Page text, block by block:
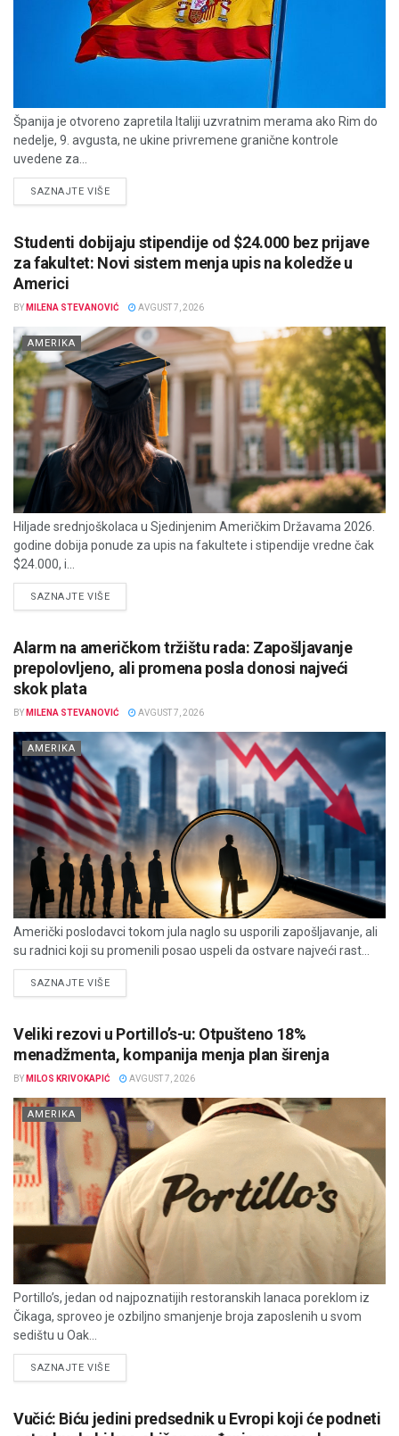
Španija je otvoreno zapretila Italiji uzvratnim merama ako Rim do
nedelje, 9. avgusta, ne ukine privremene granične kontrole
uvedene za...
SAZNAJTE VIŠEDETAILS
Studenti dobijaju stipendije od $24.000 bez prijave
za fakultet: Novi sistem menja upis na koledže u
Americi
BY MILENA STEVANOVIĆ AVGUST 7, 2026
AMERIKA
Hiljade srednjoškolaca u Sjedinjenim Američkim Državama 2026.
godine dobija ponude za upis na fakultete i stipendije vredne čak
$24.000, i...
SAZNAJTE VIŠEDETAILS
Alarm na američkom tržištu rada: Zapošljavanje
prepolovljeno, ali promena posla donosi najveći
skok plata
BY MILENA STEVANOVIĆ AVGUST 7, 2026
AMERIKA
Američki poslodavci tokom jula naglo su usporili zapošljavanje, ali
su radnici koji su promenili posao uspeli da ostvare najveći rast...
SAZNAJTE VIŠEDETAILS
Veliki rezovi u Portillo’s-u: Otpušteno 18%
menadžmenta, kompanija menja plan širenja
BY MILOS KRIVOKAPIĆ AVGUST 7, 2026
AMERIKA
Portillo’s, jedan od najpoznatijih restoranskih lanaca poreklom iz
Čikaga, sproveo je ozbiljno smanjenje broja zaposlenih u svom
sedištu u Oak...
SAZNAJTE VIŠEDETAILS
Vučić: Biću jedini predsednik u Evropi koji će podneti